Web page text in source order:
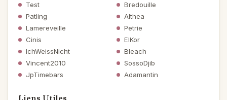
Test
Bredouille
Patling
Althea
Lamereveille
Petrie
Cinis
ElKor
IchWeissNicht
Bleach
Vincent2010
SossoDjib
JpTimebars
Adamantin
Liens Utiles